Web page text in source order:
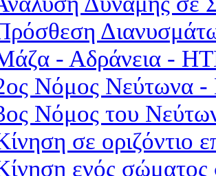
- Αδράνεια -
Νόμος Νεύτωνα
Νόμος του
σε οριζόντιο
ενός